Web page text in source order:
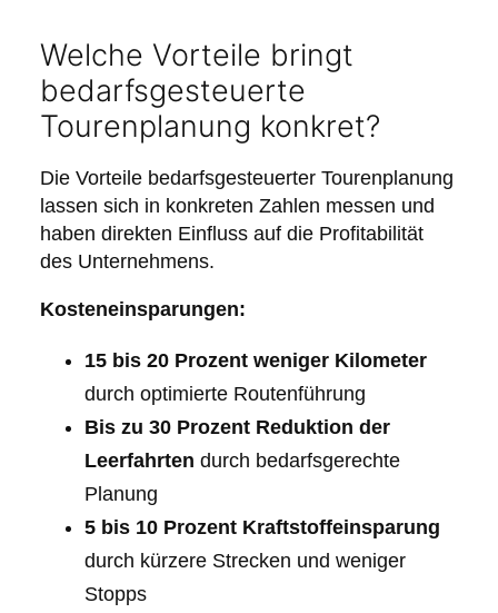
Welche Vorteile bringt
bedarfsgesteuerte
Tourenplanung konkret?
Die Vorteile bedarfsgesteuerter Tourenplanung
lassen sich in konkreten Zahlen messen und
haben direkten Einfluss auf die Profitabilität
des Unternehmens.
Kosteneinsparungen:
15 bis 20 Prozent weniger Kilometer
durch optimierte Routenführung
Bis zu 30 Prozent Reduktion der
Leerfahrten durch bedarfsgerechte
Planung
5 bis 10 Prozent Kraftstoffeinsparung
durch kürzere Strecken und weniger
Stopps